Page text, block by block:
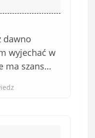
dawno
wyjechać w
ma szans…